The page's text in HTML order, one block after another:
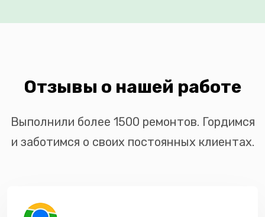
Отзывы о нашей работе
Выполнили более 1500 ремонтов. Гордимся
и заботимся о своих постоянных клиентах.